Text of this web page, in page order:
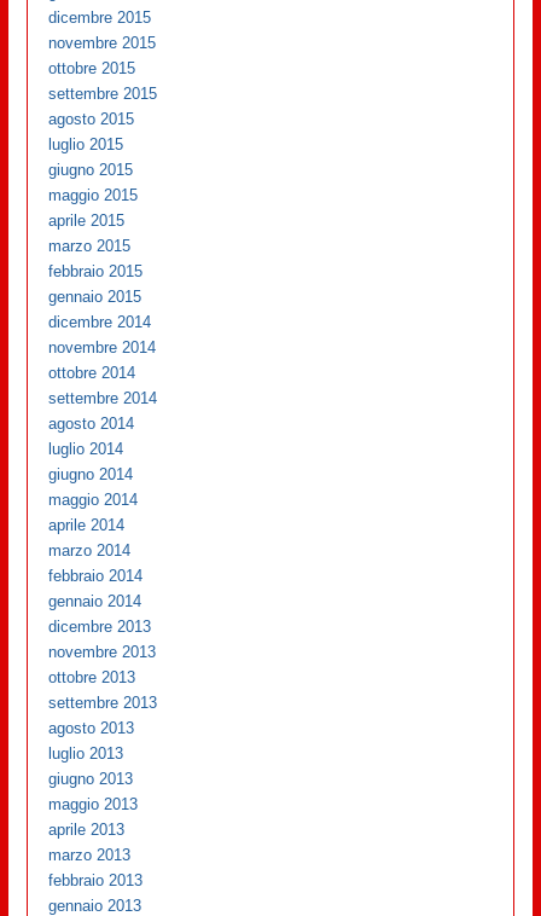
dicembre 2015
novembre 2015
ottobre 2015
settembre 2015
agosto 2015
luglio 2015
giugno 2015
maggio 2015
aprile 2015
marzo 2015
febbraio 2015
gennaio 2015
dicembre 2014
novembre 2014
ottobre 2014
settembre 2014
agosto 2014
luglio 2014
giugno 2014
maggio 2014
aprile 2014
marzo 2014
febbraio 2014
gennaio 2014
dicembre 2013
novembre 2013
ottobre 2013
settembre 2013
agosto 2013
luglio 2013
giugno 2013
maggio 2013
aprile 2013
marzo 2013
febbraio 2013
gennaio 2013